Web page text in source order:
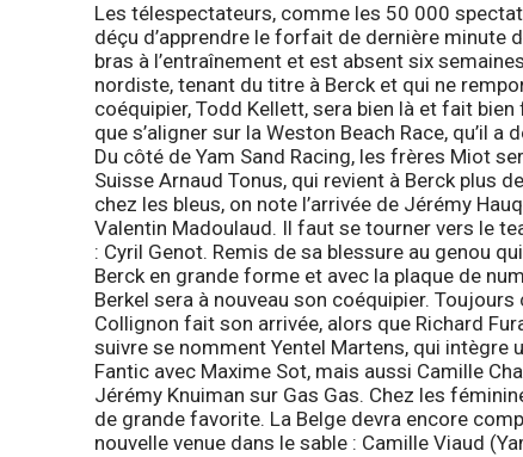
Les télespectateurs, comme les 50 000
déçu d’apprendre le forfait de dernière minute
bras à l’entraînement et est absent six
nordiste, tenant du titre à Berck et qui ne
coéquipier, Todd Kellett, sera bien là et fait
que s’aligner sur la Weston Beach Race, qu’il
Du côté de Yam Sand Racing, les frères Miot
Suisse Arnaud Tonus, qui revient à Berck plus
chez les bleus, on note l’arrivée de Jérémy
Valentin Madoulaud. Il faut se tourner vers le
: Cyril Genot. Remis de sa blessure au genou
Berck en grande forme et avec la plaque de
Berkel sera à nouveau son coéquipier.
Collignon fait son arrivée, alors que Richard
suivre se nomment Yentel Martens, qui
Fantic avec Maxime Sot, mais aussi Camille
Jérémy Knuiman sur Gas Gas. Chez les
de grande favorite. La Belge devra encore
nouvelle venue dans le sable : Camille Viaud